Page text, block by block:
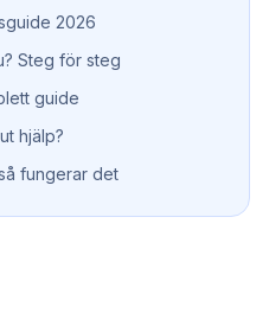
2026
Steg för steg
guide
hjälp?
fungerar det